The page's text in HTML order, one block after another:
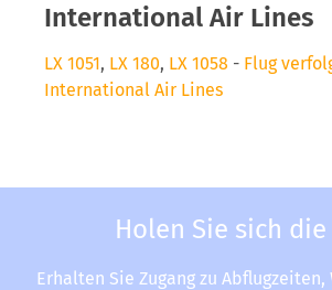
International Air Lines
LX 1051, LX 180, LX 1058 - Flug
International Air Lines
Holen Sie sich die
Erhalten Sie Zugang zu